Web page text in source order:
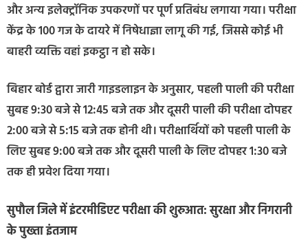
और अन्य इलेक्ट्रॉनिक उपकरणों पर पूर्ण प्रतिबंध लगाया गया। परीक्षा
केंद्र के 100 गज के दायरे में निषेधाज्ञा लागू की गई, जिससे कोई भी
बाहरी व्यक्ति वहां इकट्ठा न हो सके।
बिहार बोर्ड द्वारा जारी गाइडलाइन के अनुसार, पहली पाली की परीक्षा
सुबह 9:30 बजे से 12:45 बजे तक और दूसरी पाली की परीक्षा दोपहर
2:00 बजे से 5:15 बजे तक होनी थी। परीक्षार्थियों को पहली पाली के
लिए सुबह 9:00 बजे तक और दूसरी पाली के लिए दोपहर 1:30 बजे
तक ही प्रवेश दिया गया।
सुपौल जिले में इंटरमीडिएट परीक्षा की शुरुआत: सुरक्षा और निगरानी
के पुख्ता इंतजाम